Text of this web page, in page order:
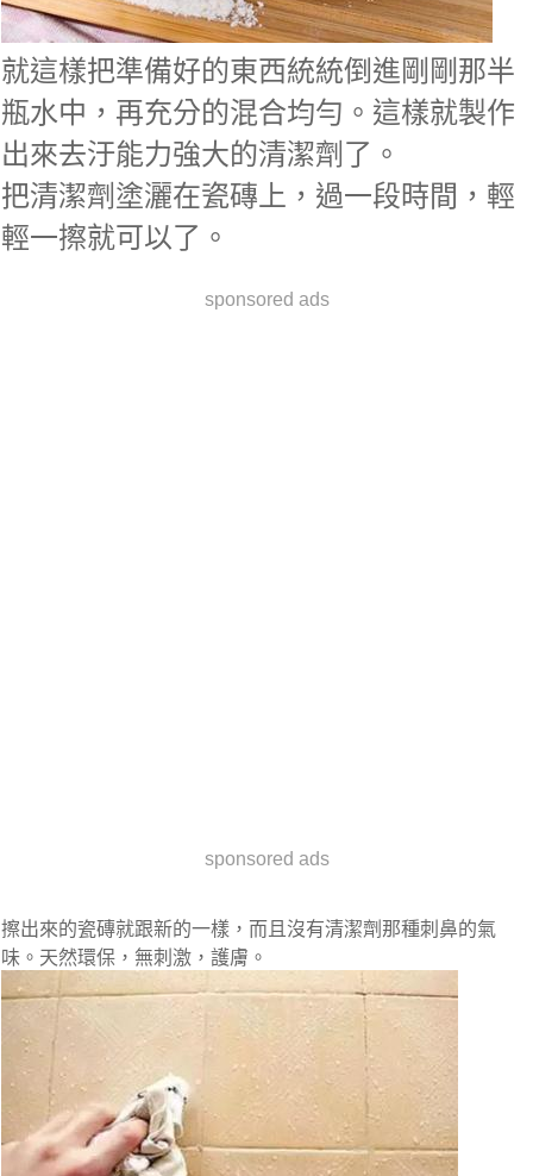
就這樣把準備好的東西統統倒進剛剛那半
瓶水中，再充分的混合均勻。這樣就製作
出來去汙能力強大的清潔劑了。
把清潔劑塗灑在瓷磚上，過一段時間，輕
輕一擦就可以了。
sponsored ads
sponsored ads
擦出來的瓷磚就跟新的一樣，而且沒有清潔劑那種刺鼻的氣
味。天然環保，無刺激，護膚。